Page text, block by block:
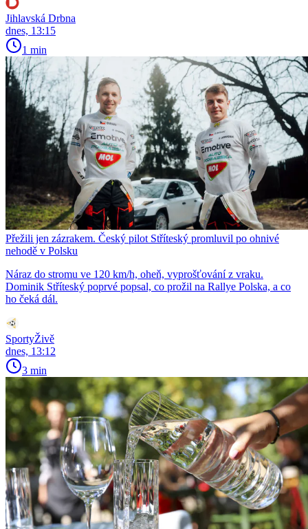
Jihlavská Drbna
dnes, 13:15
1 min
Přežili jen zázrakem. Český pilot Stříteský promluvil po ohnivé
nehodě v Polsku
Náraz do stromu ve 120 km/h, oheň, vyprošťování z vraku.
Dominik Stříteský poprvé popsal, co prožil na Rallye Polska, a co
ho čeká dál.
SportyŽivě
dnes, 13:12
3 min